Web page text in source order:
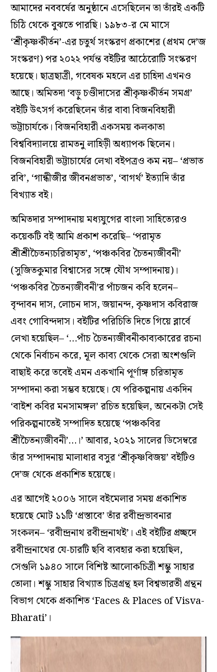
আমাদের নববর্ষের অনুষ্ঠানে এসেছিলেন তা তাঁরই একটি
চিঠি থেকে বুঝতে পারছি। ১৯৮৩-র মে মাসে
‘শ্রীকৃষ্ণকীর্তন’-এর চতুর্থ সংস্করণ প্রকাশের (প্রথম দে’জ
সংস্করণ) পর ২০২২ পর্যন্ত বইটির আঠেরোটি সংস্করণ
হয়েছে। ছাত্রছাত্রী, গবেষক মহলে এর চাহিদা এখনও
আছে। অমিতদা ‘বড়ু চণ্ডীদাসের শ্রীকৃষ্ণকীর্তন সমগ্র’
বইটি উৎসর্গ করেছিলেন তাঁর বাবা বিজনবিহারী
ভট্টাচার্যকে। বিজনবিহারী একসময় কলকাতা
বিশ্ববিদ্যালয়ে রামতনু লাহিড়ী অধ্যাপক ছিলেন।
বিজনবিহারী ভট্টাচার্যের লেখা বইপত্রও কম নয়– ‘প্রভাত
রবি’, ‘গান্ধীজীর জীবনপ্রভাত’, ‘বাগর্থ’ ইত্যাদি তাঁর
বিখ্যাত বই।
অমিতদার সম্পাদনায় মধ্যযুগের বাংলা সাহিত্যেরও
কয়েকটি বই আমি প্রকাশ করেছি– ‘পরামৃত
শ্রীশ্রীচৈতন্যচরিতামৃত’, ‘পঞ্চকবির চৈতন্যজীবনী’
(সুজিতকুমার বিশ্বাসের সঙ্গে যৌথ সম্পাদনায়)।
‘পঞ্চকবির চৈতন্যজীবনী’র পাঁচজন কবি হলেন–
বৃন্দাবন দাস, লোচন দাস, জয়ানন্দ, কৃষ্ণদাস কবিরাজ
এবং গোবিন্দদাস। বইটির পরিচিতি দিতে গিয়ে ব্লার্বে
লেখা হয়েছিল– ‘…পাঁচ চৈতন্যজীবনীকাব্যকারের রচনা
থেকে নির্বাচন করে, মূল কাব্য থেকে সেরা অংশগুলি
বাছাই করে তবেই এমন একখানি পূর্ণাঙ্গ চরিতামৃত
সম্পাদনা করা সম্ভব হয়েছে। যে পরিকল্পনায় একদিন
‘বাইশ কবির মনসামঙ্গল’ রচিত হয়েছিল, অনেকটা সেই
পরিকল্পনাতেই সম্পাদিত হয়েছে ‘পঞ্চকবির
শ্রীচৈতন্যজীবনী’…।’ আবার, ২০২১ সালের ডিসেম্বরে
তাঁর সম্পাদনায় মালাধার বসুর ‘শ্রীকৃষ্ণবিজয়’ বইটিও
দে’জ থেকে প্রকাশিত হয়েছে।
এর আগেই ২০০৬ সালে বইমেলার সময় প্রকাশিত
হয়েছে মোট ১১টি ‘প্রস্তাবে’ তাঁর রবীন্দ্রভাবনার
সংকলন– ‘রবীন্দ্রনাথ রবীন্দ্রনাথই’। এই বইটির প্রচ্ছদে
রবীন্দ্রনাথের যে-চারটি ছবি ব্যবহার করা হয়েছিল,
সেগুলি ১৯৪০ সালে বিশিষ্ট আলোকচিত্রীশম্ভু সাহার
তোলা। শম্ভু সাহার বিখ্যাত চিত্রগ্রন্থ হল বিশ্বভারতী গ্রন্থন
বিভাগ থেকে প্রকাশিত ‘Faces & Places of Visva-
Bharati’।